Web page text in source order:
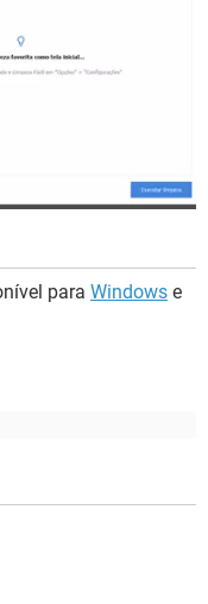
para Windows e